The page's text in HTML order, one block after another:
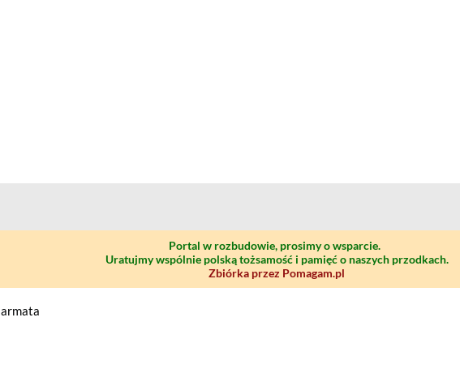
Portal w rozbudowie, prosimy o wsparcie.
Uratujmy wspólnie polską tożsamość i pamięć o naszych przodkach.
Zbiórka przez Pomagam.pl
armata